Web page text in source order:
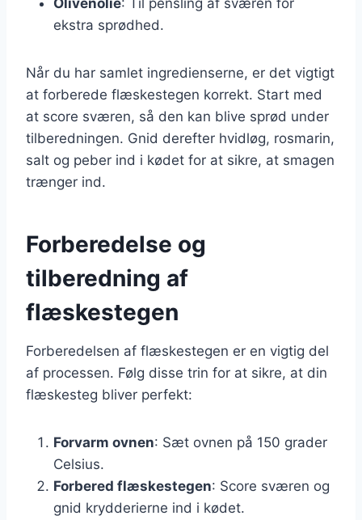
ekstra sprødhed.
Når du har samlet ingredienserne, er det vigtigt
at forberede flæskestegen korrekt. Start med
at score sværen, så den kan blive sprød under
tilberedningen. Gnid derefter hvidløg, rosmarin,
salt og peber ind i kødet for at sikre, at smagen
trænger ind.
Forberedelse og
tilberedning af
flæskestegen
Forberedelsen af flæskestegen er en vigtig del
af processen. Følg disse trin for at sikre, at din
flæskesteg bliver perfekt:
Forvarm ovnen: Sæt ovnen på 150 grader
Celsius.
Forbered flæskestegen: Score sværen og
gnid krydderierne ind i kødet.